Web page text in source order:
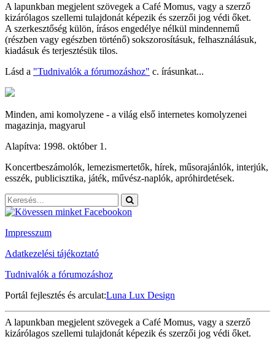
A lapunkban megjelent szövegek a Café Momus, vagy a szerző
kizárólagos szellemi tulajdonát képezik és szerzői jog védi őket.
A szerkesztőség külön, írásos engedélye nélkül mindennemű
(részben vagy egészben történő) sokszorosításuk, felhasználásuk,
kiadásuk és terjesztésük tilos.
Lásd a "Tudnivalók a fórumozáshoz" c. írásunkat...
Minden, ami komolyzene - a világ első internetes komolyzenei
magazinja, magyarul
Alapítva: 1998. október 1.
Koncertbeszámolók, lemezismertetők, hírek, műsorajánlók, interjúk,
esszék, publicisztika, játék, művész-naplók, apróhirdetések.
Impresszum
Adatkezelési tájékoztató
Tudnivalók a fórumozáshoz
Portál fejlesztés és arculat:Luna Lux Design
A lapunkban megjelent szövegek a Café Momus, vagy a szerző
kizárólagos szellemi tulajdonát képezik és szerzői jog védi őket.